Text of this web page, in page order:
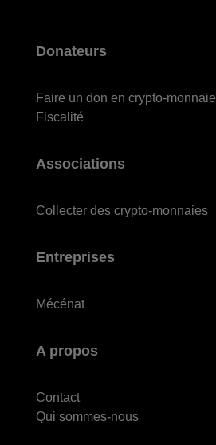
Donateurs
Faire un don en crypto-monnaie
Fiscalité
Associations
Collecter des crypto-monnaies
Entreprises
Mécénat
A propos
Contact
Qui sommes-nous